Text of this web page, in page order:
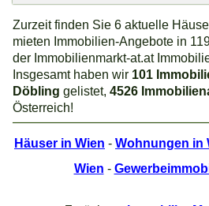
Zurzeit finden Sie 6 aktuelle
mieten Immobilien-Angebote in
der Immobilienmarkt-at.at
Insgesamt haben wir 101
Döbling gelistet,4526
Österreich!
Häuser in Wien - Wohnungen in
Wien -